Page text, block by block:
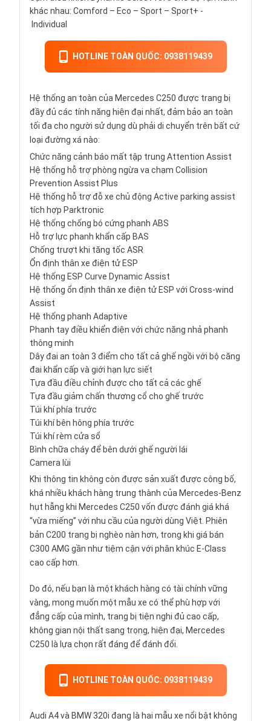
khác nhau: Comford – Eco – Sport – Sport+ -
Individual
HOTLINE TOÀN QUỐC: 0938119439
Hệ thống an toàn của Mercedes C250 được trang bị
đầy đủ các tính năng hiện đại nhất, đảm bảo an toàn
tối đa cho người sử dụng dù phải di chuyển trên bất cứ
loại đường xá nào:
Chức năng cảnh báo mất tập trung Attention Assist
Hệ thống hỗ trợ phòng ngừa va chạm Collision
Prevention Assist Plus
Hệ thống hỗ trợ đỗ xe chủ động Active parking assist
tích hợp Parktronic
Hệ thống chống bó cứng phanh ABS
Hỗ trợ lực phanh khẩn cấp BAS
Chống trượt khi tăng tốc ASR
Ổn định thân xe điện tử ESP
Hệ thống ESP Curve Dynamic Assist
Hệ thống ổn định thân xe điện tử ESP với Cross-wind
Assist
Hệ thống phanh Adaptive
Phanh tay điều khiển điện với chức năng nhả phanh
thông minh
Dây đai an toàn 3 điểm cho tất cả ghế ngồi với bộ căng
đai khẩn cấp và giới hạn lực siết
Tựa đầu điều chỉnh được cho tất cả các ghế
Tựa đầu giảm chấn thương cổ cho ghế trước
Túi khí phía trước
Túi khí bên hông phía trước
Túi khí rèm cửa sổ
Bình chữa cháy để bên dưới ghế người lái
Camera lùi
Khi thông tin không còn được sản xuất được công bố,
khá nhiều khách hàng trung thành của Mercedes-Benz
hụt hẫng khi Mercedes C250 vốn được đánh giá khá
“vừa miếng” với nhu cầu của người dùng Việt. Phiên
bản C200 trang bị nghèo nàn hơn, trong khi giá bán
C300 AMG gần như tiệm cận với phân khúc E-Class
cao cấp hơn.
Do đó, nếu bạn là một khách hàng có tài chính vững
vàng, mong muốn một mẫu xe có thể phù hợp với
đẳng cấp của mình, trang bị tiện nghi đủ cao cấp,
không gian nội thất sang trọng, hiện đại, Mercedes
C250 là lựa chọn rất đáng để đánh đổi.
HOTLINE TOÀN QUỐC: 0938119439
Audi A4và BMW 320i đang là hai mẫu xe nổi bật không